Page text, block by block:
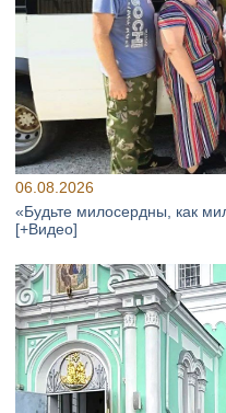
06.08.2026
«Будьте милосердны, как
[+Видео]